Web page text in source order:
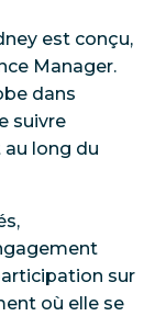
est conçu,
Manager.
dans
suivre
long du
sur
où elle se